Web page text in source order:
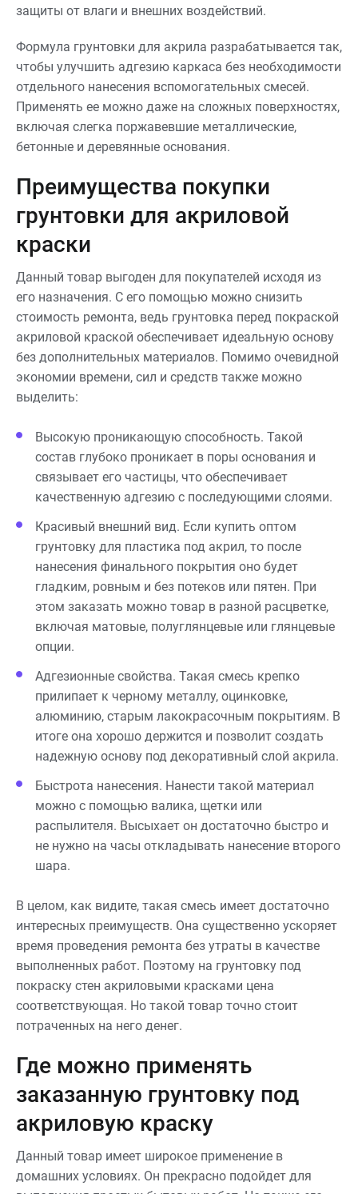
защиты от влаги и внешних воздействий.
Формула грунтовки для акрила разрабатывается так,
чтобы улучшить адгезию каркаса без необходимости
отдельного нанесения вспомогательных смесей.
Применять ее можно даже на сложных поверхностях,
включая слегка поржавевшие металлические,
бетонные и деревянные основания.
Преимущества покупки
грунтовки для акриловой
краски
Данный товар выгоден для покупателей исходя из
его назначения. С его помощью можно снизить
стоимость ремонта, ведь грунтовка перед покраской
акриловой краской обеспечивает идеальную основу
без дополнительных материалов. Помимо очевидной
экономии времени, сил и средств также можно
выделить:
Высокую проникающую способность. Такой
состав глубоко проникает в поры основания и
связывает его частицы, что обеспечивает
качественную адгезию с последующими слоями.
Красивый внешний вид. Если купить оптом
грунтовку для пластика под акрил, то после
нанесения финального покрытия оно будет
гладким, ровным и без потеков или пятен. При
этом заказать можно товар в разной расцветке,
включая матовые, полуглянцевые или глянцевые
опции.
Адгезионные свойства. Такая смесь крепко
прилипает к черному металлу, оцинковке,
алюминию, старым лакокрасочным покрытиям. В
итоге она хорошо держится и позволит создать
надежную основу под декоративный слой акрила.
Быстрота нанесения. Нанести такой материал
можно с помощью валика, щетки или
распылителя. Высыхает он достаточно быстро и
не нужно на часы откладывать нанесение второго
шара.
В целом, как видите, такая смесь имеет достаточно
интересных преимуществ. Она существенно ускоряет
время проведения ремонта без утраты в качестве
выполненных работ. Поэтому на грунтовку под
покраску стен акриловыми красками цена
соответствующая. Но такой товар точно стоит
потраченных на него денег.
Где можно применять
заказанную грунтовку под
акриловую краску
Данный товар имеет широкое применение в
домашних условиях. Он прекрасно подойдет для